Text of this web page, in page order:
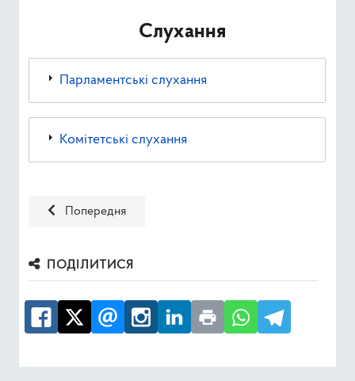
Публічна інформація
Type 2 or
Слухання
Парламентські слухання
Комітетські слухання
Попередня стаття: Глосарій
Попередня
ПОДІЛИТИСЯ